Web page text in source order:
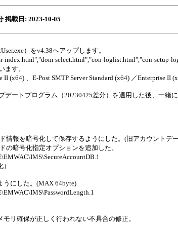
掲載日: 2023-10-05
）をv4.38へアップします。
select.html","con-loglist.html","con-setup-
ます。
II (x64) 、E-Post SMTP Server Standard (x64) ／Enterprise II
ートプログラム（20230425差分）を適用した後、一緒
情報を暗号化して保存するようにした。(旧アカウントデ
の暗号化指定オプションを追加した。
にした。(MAX 64byte)
リ確保が正しく行われない不具合の修正。